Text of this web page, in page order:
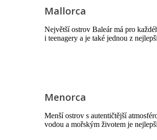
Mallorca
Největší ostrov Baleár má pro
i teenagery a je také jednou z
Menorca
Menší ostrov s autentičtější
vodou a mořským životem je